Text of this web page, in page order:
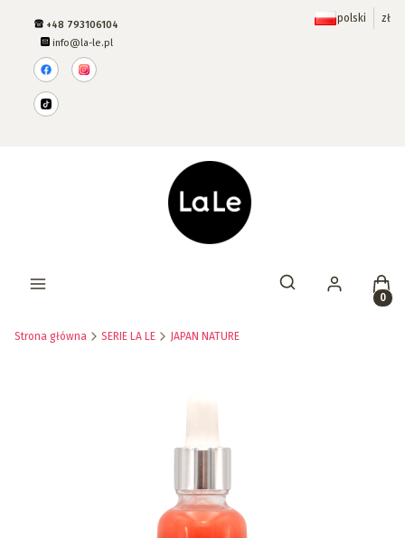
+48 793106104
info@la-le.pl
polski zł
Otwórz
Strona główna SERIE LA LE JAPAN NATURE